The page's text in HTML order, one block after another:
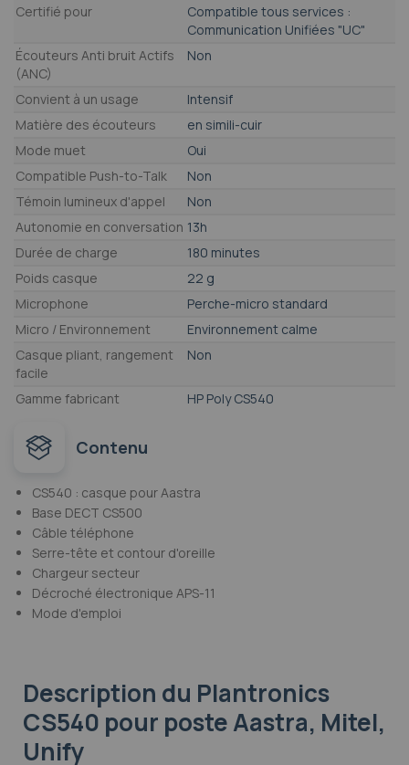
Certifié pour
Compatible tous services :
Communication Unifiées "UC"
Écouteurs Anti bruit Actifs
(ANC)
Non
Convient à un usage
Intensif
Matière des écouteurs
en simili-cuir
Mode muet
Oui
Compatible Push-to-Talk
Non
Témoin lumineux d'appel
Non
Autonomie en conversation 13h
Durée de charge
180 minutes
Poids casque
22 g
Microphone
Perche-micro standard
Micro / Environnement
Environnement calme
Casque pliant, rangement
facile
Non
Gamme fabricant HP Poly CS540
Contenu
CS540 : casque pour Aastra
Base DECT CS500
Câble téléphone
Serre-tête et contour d'oreille
Chargeur secteur
Décroché électronique APS-11
Mode d'emploi
Description du Plantronics
CS540 pour poste Aastra, Mitel,
Unify